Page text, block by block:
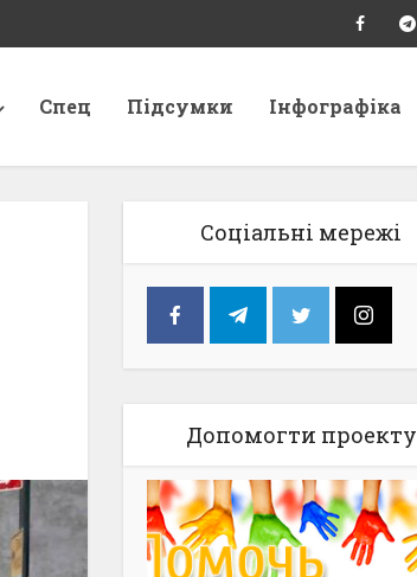
Спец Підсумки Інфографіка
Соціальні мережі
Допомогти проекту